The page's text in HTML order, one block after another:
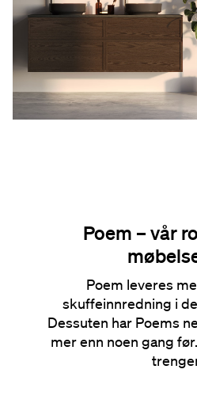
Poem – vår
Poem leveres
skuffeinnredning i
Dessuten har Poems
mer enn noen gang